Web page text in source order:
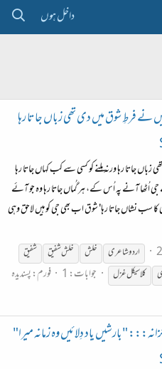
داخل ہوں
شوق میں دی تھی زباں جاتا رہا
جاتا رہا ورنہ مِلنے کو کسی سے کب کہاں جاتا رہا
اُٹھا آنے پہ اُس کے، ہر گُماں جاتا رہا وہ جو آئے
کا سب نشاں جاتا رہا' شوق اب بھی جی کو ہیں لاحق وہی
اردو شاعری خلش خلش شفیق
شفیق
کلاسیکل غزل جوابات: 1 فورم:پسندیدہ
"بارشیں یاد دِلائیں وہ زمانہ میرا"